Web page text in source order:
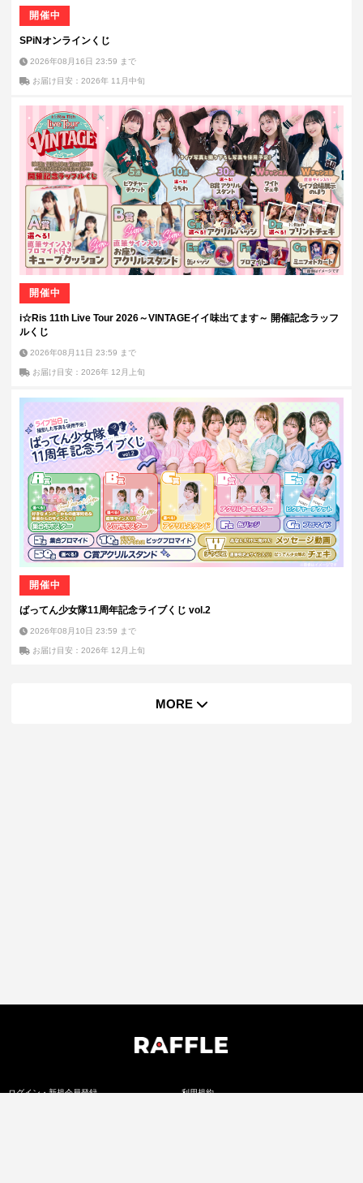
開催中
SPiNオンラインくじ
2026年08月16日 23:59 まで
お届け目安：2026年 11月中旬
開催中
i☆Ris 11th Live Tour 2026～VINTAGEイイ味出てます～ 開催記念ラッフ
ルくじ
2026年08月11日 23:59 まで
お届け目安：2026年 12月上旬
開催中
ばってん少女隊11周年記念ライブくじ vol.2
2026年08月10日 23:59 まで
お届け目安：2026年 12月上旬
MORE
ログイン・新規会員登録 利用規約